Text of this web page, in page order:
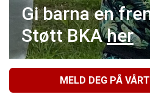
Gi barna en
Støtt BKAher
MELD DEG PÅ